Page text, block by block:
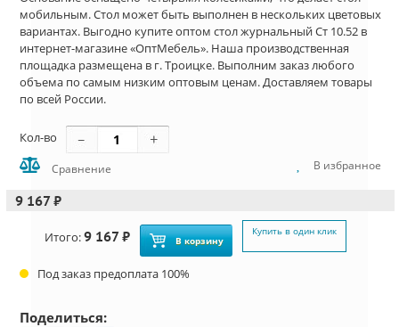
мобильным. Стол может быть выполнен в нескольких цветовых
вариантах. Выгодно купите оптом стол журнальный Ст 10.52 в
интернет-магазине «ОптМебель». Наша производственная
площадка размещена в г. Троицке. Выполним заказ любого
объема по самым низким оптовым ценам. Доставляем товары
по всей России.
Кол-во
Сравнение В избранное
9 167 ₽
Итого:9 167 ₽ В корзину
Купить в один клик
Под заказ предоплата 100%
Поделиться: